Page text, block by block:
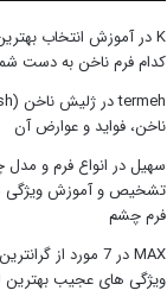
Kدرآموزش انتخاب
کدام فرم ناخن به دست
termehدر
ناخن، فواید و عوارض آن
سهیلدر انواع فرم و
تشخیص و آموزش ویژگی
فرم چشم
MAXدر 7 مورد از
ویژگی های عجیب بهترین